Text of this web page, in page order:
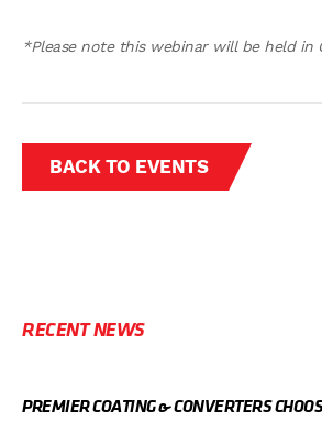
*Please note this webinar will be held in
BACK TO EVENTS
RECENT NEWS
PREMIER COATING & CONVERTERS